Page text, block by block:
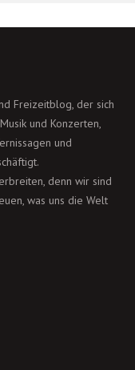
Freizeitblog, der sich
und Konzerten,
und
denn wir sind
was uns die Welt